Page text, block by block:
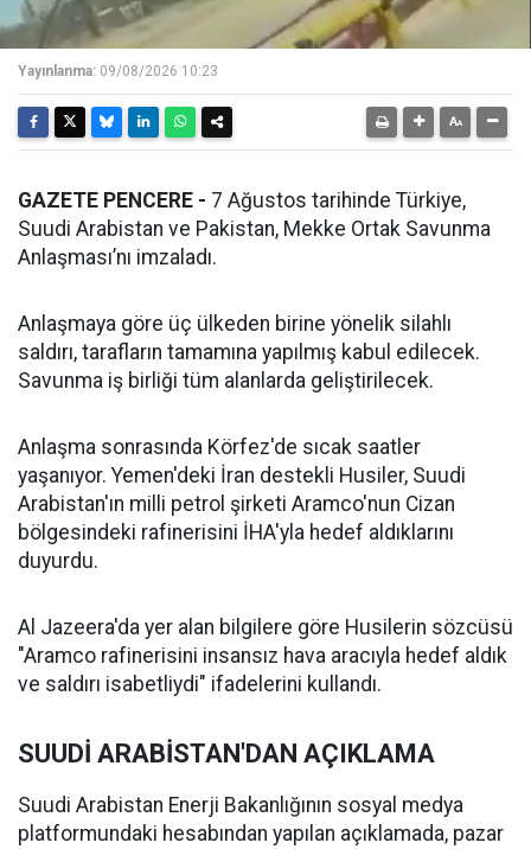
Yayınlanma: 09/08/2026 10:23
GAZETE PENCERE - 7 Ağustos tarihinde Türkiye,
Suudi Arabistan ve Pakistan, Mekke Ortak Savunma
Anlaşması’nı imzaladı.
Anlaşmaya göre üç ülkeden birine yönelik silahlı
saldırı, tarafların tamamına yapılmış kabul edilecek.
Savunma iş birliği tüm alanlarda geliştirilecek.
Anlaşma sonrasında Körfez'de sıcak saatler
yaşanıyor. Yemen'deki İran destekli Husiler, Suudi
Arabistan'ın milli petrol şirketi Aramco'nun Cizan
bölgesindeki rafinerisini İHA'yla hedef aldıklarını
duyurdu.
Al Jazeera'da yer alan bilgilere göre Husilerin sözcüsü
"Aramco rafinerisini insansız hava aracıyla hedef aldık
ve saldırı isabetliydi" ifadelerini kullandı.
SUUDİ ARABİSTAN'DAN AÇIKLAMA
Suudi Arabistan Enerji Bakanlığının sosyal medya
platformundaki hesabından yapılan açıklamada, pazar